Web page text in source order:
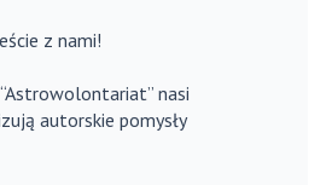
z nami!
nasi
autorskie pomysły